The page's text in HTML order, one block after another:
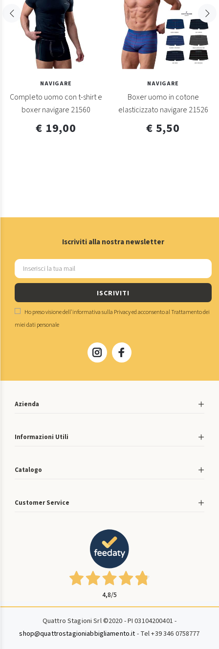
NAVIGARE
Completo uomo con t-shirt e
boxer navigare 21560
€ 19,00
NAVIGARE
Boxer uomo in cotone
elasticizzato navigare 21526
€ 5,50
Iscriviti alla nostra newsletter
ISCRIVITI
Ho preso visione dell'informativa sulla Privacyed acconsento alTrattamento dei
miei dati personale
Azienda
Informazioni Utili
Catalogo
Customer Service
4,8/5
Quattro Stagioni Srl ©2020 - PI 03104200401 -
shop@quattrostagioniabbigliamento.it - Tel +39 346 0758777